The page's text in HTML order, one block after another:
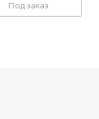
Под заказ